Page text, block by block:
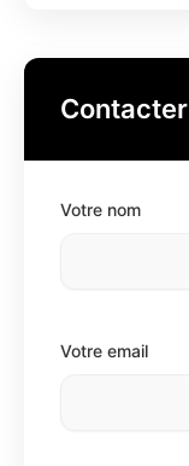
Votre nom
Votre email